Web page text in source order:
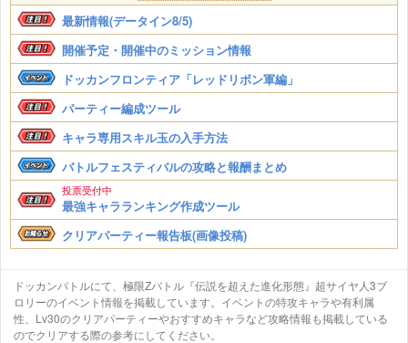
最新情報(データイン8/5)
開催予定・開催中のミッション情報
ドッカンフロンティア「レッドリボン軍編」
パーティー編成ツール
キャラ専用スキル玉の入手方法
バトルフェスティバルの攻略と報酬まとめ
投票受付中
最強キャラランキング作成ツール
クリアパーティー報告板(画像投稿)
ドッカンバトルにて、極限Zバトル『伝説を超えた進化形態』超サイヤ人3ブ
ロリーのイベント情報を掲載しています。イベントの特攻キャラや有利属
性、Lv30のクリアパーティーやおすすめキャラなど攻略情報も掲載している
のでクリアする際の参考にしてください。